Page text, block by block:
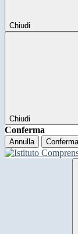
Chiudi
Chiudi
Conferma
Annulla Conferma